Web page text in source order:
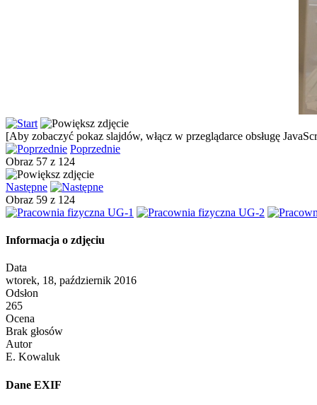
[Aby zobaczyć pokaz slajdów, włącz w przeglądarce obsługę
Poprzednie
Obraz 57 z 124
Następne
Obraz 59 z 124
Informacja o zdjęciu
Data
wtorek, 18, październik 2016
Odsłon
265
Ocena
Brak głosów
Autor
E. Kowaluk
Dane EXIF